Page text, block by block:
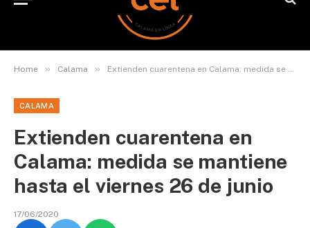
Home » Calama » Extienden cuarentena en Calama: medida se mantiene hasta el viernes 26 de junio
CALAMA
Extienden cuarentena en
Calama: medida se mantiene
hasta el viernes 26 de junio
17/06/2020